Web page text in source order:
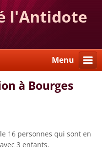
l'Antidote
Menu
à Bourges
16 personnes qui sont en
3 enfants.